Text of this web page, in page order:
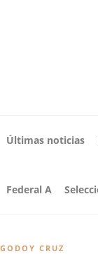
Últimas noticias
Federal A
GODOY CRUZ